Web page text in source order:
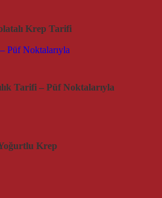
Krep Tarifi
Tarifi – Püf Noktalarıyla
Krep